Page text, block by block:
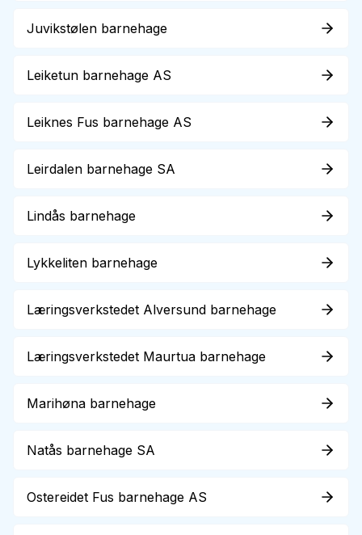
Juvikstølen barnehage
Leiketun barnehage AS
Leiknes Fus barnehage AS
Leirdalen barnehage SA
Lindås barnehage
Lykkeliten barnehage
Læringsverkstedet Alversund barnehage
Læringsverkstedet Maurtua barnehage
Marihøna barnehage
Natås barnehage SA
Ostereidet Fus barnehage AS